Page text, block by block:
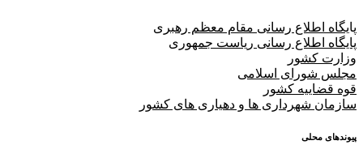
پایگاه اطلاع رسانی مقام معظم رهبری
پایگاه اطلاع رسانی ریاست جمهوری
وزارت کشور
مجلس شورای اسلامی
قوه قضاییه کشور
سازمان شهرداری ها و دهیاری های کشور
پیوندهای محلی